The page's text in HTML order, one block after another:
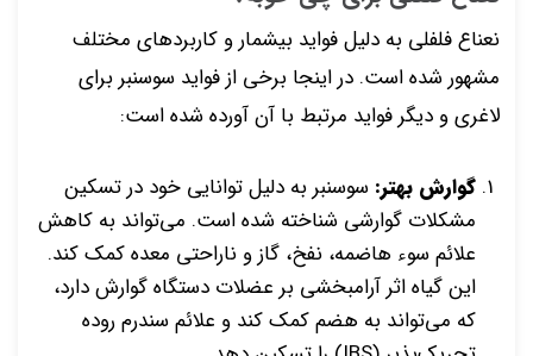
نعناع فلفلی به دلیل فواید بیشمار و کاربردهای مختلف
مشهور شده است. در اینجا برخی از فواید سوسنبر برای
لاغری و دیگر فواید مرتبط با آن آورده شده است:
گوارش بهتر: سوسنبر به دلیل توانایی خود در تسکین
مشکلات گوارشی شناخته شده است. می‌تواند به کاهش
علائم سوء هاضمه، نفخ، گاز و ناراحتی معده کمک کند.
این گیاه اثر آرامبخشی بر عضلات دستگاه گوارش دارد،
که می‌تواند به هضم کمک کند و علائم سندرم روده